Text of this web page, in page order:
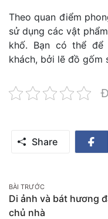
Theo quan điểm
sử dụng các vật
khố. Bạn có thể
khách, bởi lẽ đồ gốm
Share
Post
navigation
BÀI TRƯỚC
Di ảnh và bát hương
chủ nhà